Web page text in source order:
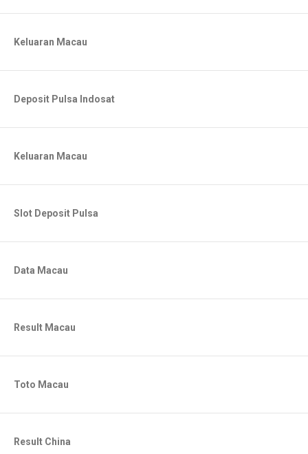
Keluaran Macau
Deposit Pulsa Indosat
Keluaran Macau
Slot Deposit Pulsa
Data Macau
Result Macau
Toto Macau
Result China